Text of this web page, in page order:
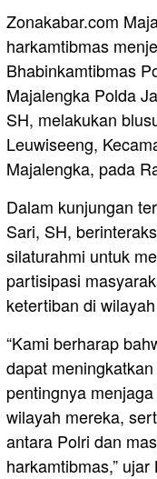
Zonakabar.com
harkamtibmas
Bhabinkamtibmas
Majalengka Polda
SH, melakukan
Leuwiseeng,
Majalengka, pada
Dalam kunjungan
Sari, SH,
silaturahmi untuk
partisipasi
ketertiban di
“Kami berharap
dapat
pentingnya
wilayah mereka,
antara Polri dan
harkamtibmas,”